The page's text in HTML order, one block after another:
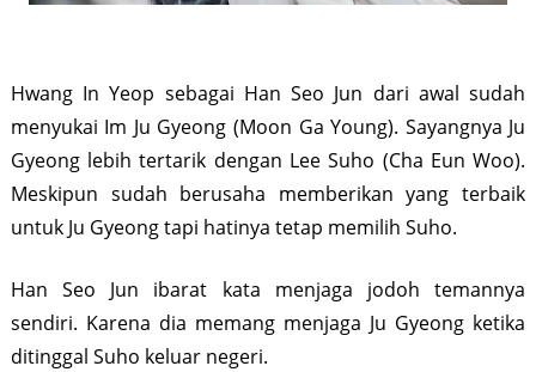
Hwang In Yeop sebagai Han Seo Jun dari awal sudah
menyukai Im Ju Gyeong (Moon Ga Young). Sayangnya Ju
Gyeong lebih tertarik dengan Lee Suho (Cha Eun Woo).
Meskipun sudah berusaha memberikan yang terbaik
untuk Ju Gyeong tapi hatinya tetap memilih Suho.
Han Seo Jun ibarat kata menjaga jodoh temannya
sendiri. Karena dia memang menjaga Ju Gyeong ketika
ditinggal Suho keluar negeri.